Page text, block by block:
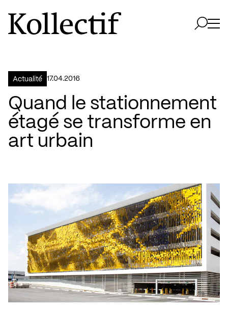
Aller à la page d'accueil
Logo Kollectif
Actualité 17.04.2016
Quand le stationnement
étagé se transforme en
art urbain